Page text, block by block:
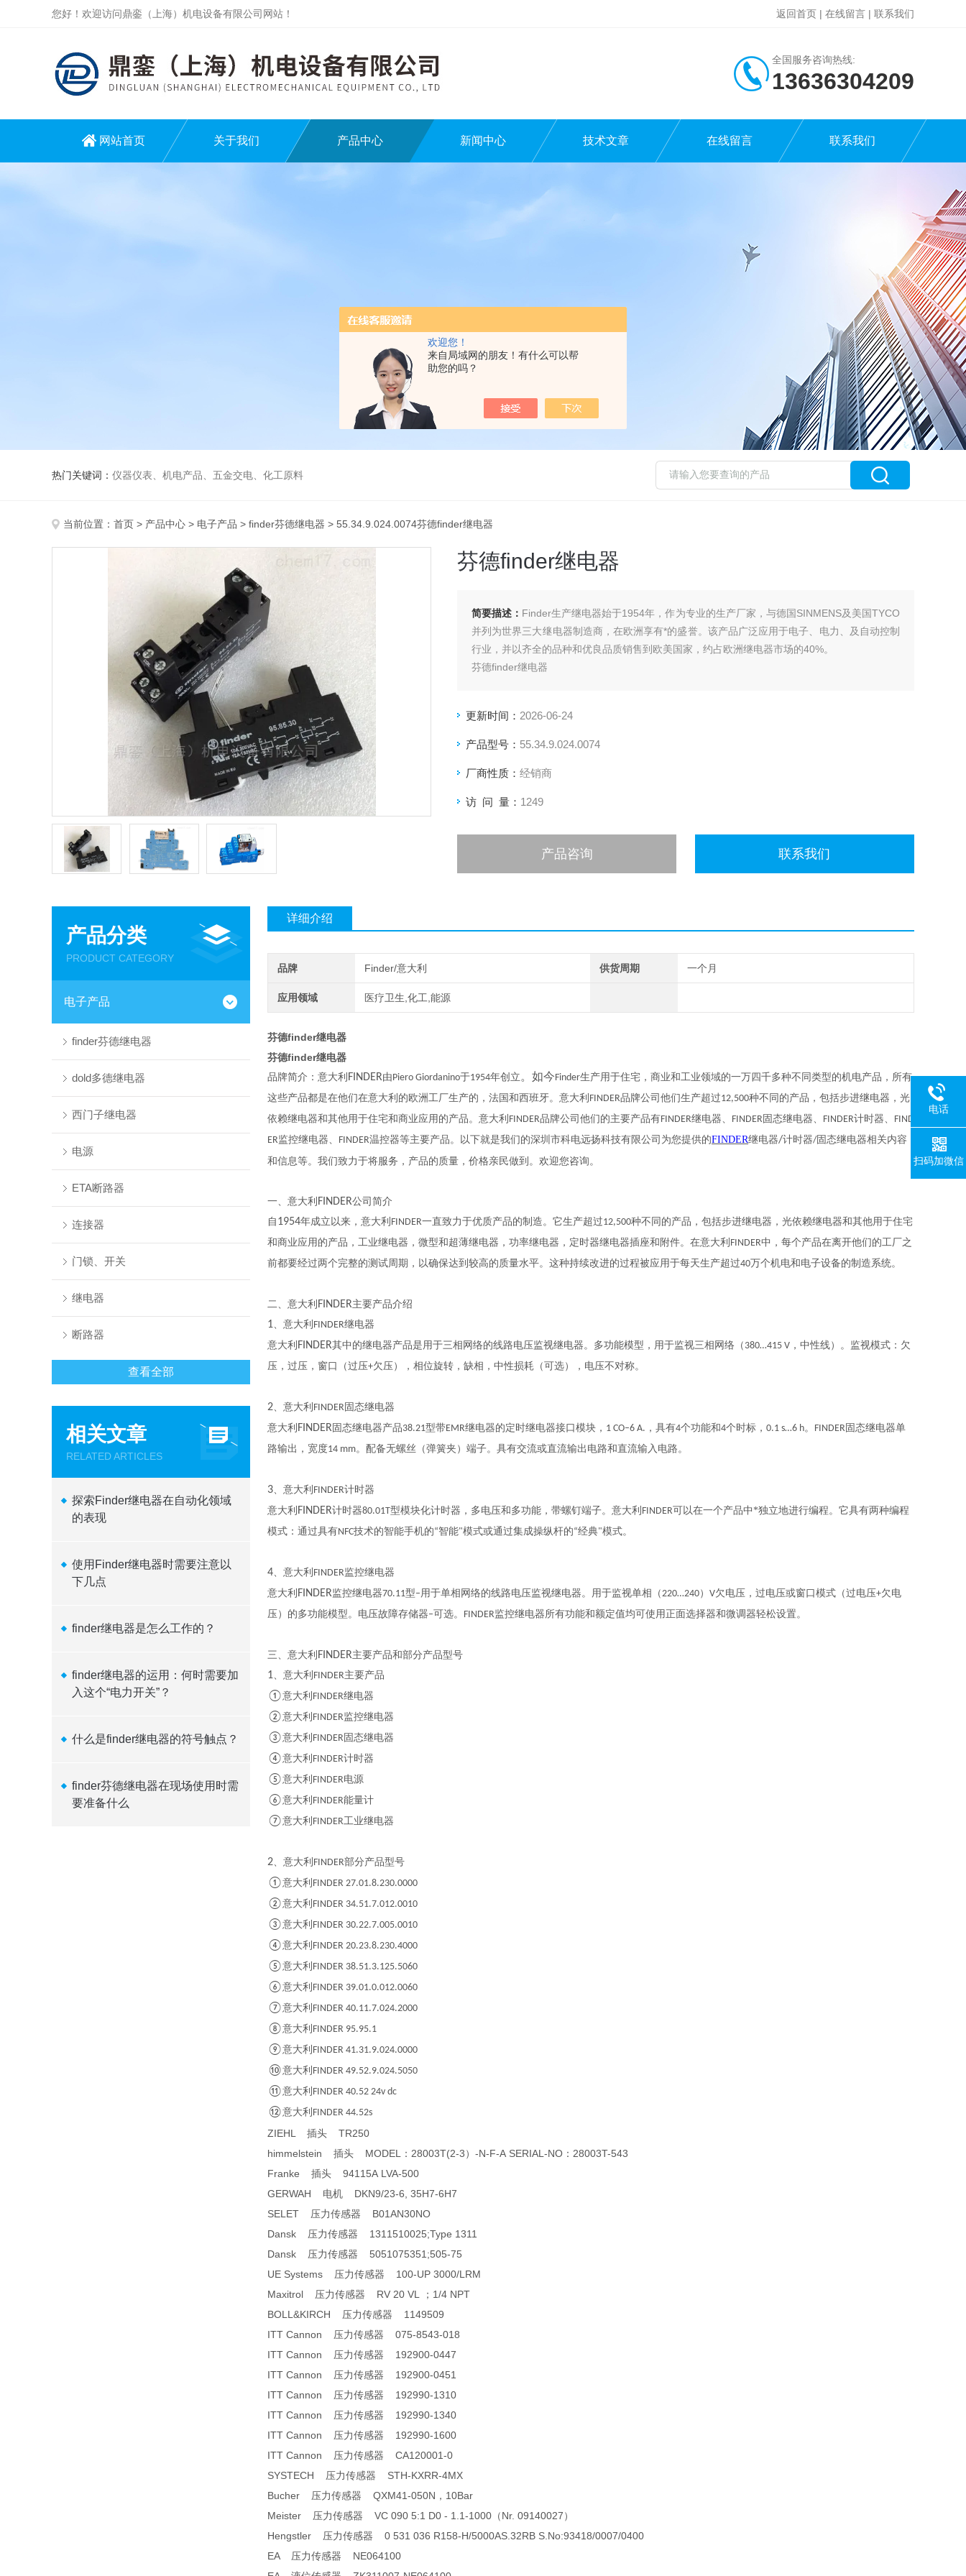
欢迎您！
来自局域网的朋友！有什么可以帮
助您的吗？
您好！欢迎访问鼎銮（上海）机电设备有限公司网站！ 返回首页 | 在线留言 | 联系我们
全国服务咨询热线:
13636304209
网站首页 关于我们 产品中心 新闻中心 技术文章 在线留言 联系我们
热门关键词： 仪器仪表、机电产品、五金交电、化工原料
当前位置： 首页 > 产品中心 > 电子产品 > finder芬德继电器 > 55.34.9.024.0074芬德finder继电器
芬德finder继电器
简要描述： Finder生产继电器始于1954年，作为专业的生产厂家，与德国SINMENS及美国TYCO
并列为世界三大继电器制造商，在欧洲享有*的盛誉。该产品广泛应用于电子、电力、及自动控制
行业，并以齐全的品种和优良品质销售到欧美国家，约占欧洲继电器市场的40%。
芬德finder继电器
更新时间： 2026-06-24
产品型号： 55.34.9.024.0074
厂商性质： 经销商
访 问 量： 1249
产品咨询 联系我们
产品分类
PRODUCT CATEGORY
电子产品
finder芬德继电器
dold多德继电器
西门子继电器
电源
ETA断路器
连接器
门锁、开关
继电器
断路器
查看全部
相关文章
RELATED ARTICLES
探索Finder继电器在自动化领域
的表现
使用Finder继电器时需要注意以
下几点
finder继电器是怎么工作的？
finder继电器的运用：何时需要加
入这个“电力开关”？
什么是finder继电器的符号触点？
finder芬德继电器在现场使用时需
要准备什么
详细介绍
品牌 Finder/意大利 供货周期 一个月
应用领域 医疗卫生,化工,能源
芬德finder继电器
芬德finder继电器
品牌简介：意大利 FINDER由Piero Giordanino于1954年创立。如今Finder生产用于住宅，商业和工业领域的一万四千多种不同类型的机电产品，所有
这些产品都是在他们在意大利的欧洲工厂生产的，法国和西班牙。意大利 FINDER品牌公司他们生产超过12,500种不同的产品，包括步进继电器，光
依赖继电器和其他用于住宅和商业应用的产品。意大利 FINDER品牌公司他们的主要产品有FINDER继电器、 FINDER 固态继电器、 FINDER计时器、 FIND
ER监控继电器、 FINDER温控器等主要产品。以下就是我们的深圳市科电远扬科技有限公司为您提供的FINDER继电器/计时器/固态继电器相关内容
和信息等。我们致力于将服务，产品的质量，价格亲民做到。欢迎您咨询 。
一、意大利 FINDER公司简介
自 1954年成立以来，意大利 FINDER一直致力于优质产品的制造。它生产超过12,500种不同的产品，包括步进继电器，光依赖继电器和其他用于住宅
和商业应用的产品，工业继电器，微型和超薄继电器，功率继电器，定时器继电器插座和附件。在意大利 FINDER中，每个产品在离开他们的工厂之
前都要经过两个完整的测试周期，以确保达到较高的质量水平。这种持续改进的过程被应用于每天生产超过40万个机电和电子设备的制造系统。
二、意大利 FINDER主要产品介绍
1、意大利 FINDER继电器
意大利 FINDER其中的继电器产品是用于三相网络的线路电压监视继电器。多功能模型，用于监视三相网络（ 380…415 V ，中性线）。监视模式：欠
压，过压，窗口（过压+欠压），相位旋转，缺相，中性损耗（可选），电压不对称。
2、意大利 FINDER 固态继电器
意大利 FINDER固态继电器产品38.21型带EMR继电器的定时继电器接口模块， 1 CO–6 A. ，具有4个功能和4个时标， 0.1 s…6 h。 FINDER 固态继电器单
路输出，宽度14 mm。配备无螺丝（弹簧夹）端子。具有交流或直流输出电路和直流输入电路。
3、意大利 FINDER计时器
意大利 FINDER计时器80.01T型模块化计时器，多电压和多功能，带螺钉端子。意大利 FINDER可以在一个产品中*独立地进行编程。它具有两种编程
模式：通过具有NFC技术的智能手机的“智能"模式或通过集成操纵杆的“经典"模式。
4、意大利 FINDER监控继电器
意大利 FINDER监控继电器70.11型–用于单相网络的线路电压监视继电器。用于监视单相（220…240） V欠电压，过电压或窗口模式（过电压+欠电
压）的多功能模型。电压故障存储器–可选。 FINDER监控继电器所有功能和额定值均可使用正面选择器和微调器轻松设置。
三、意大利 FINDER主要产品和部分产品型号
1、意大利 FINDER主要产品
①意大利 FINDER继电器
②意大利 FINDER监控继电器
③意大利 FINDER 固态继电器
④意大利 FINDER计时器
⑤意大利 FINDER电源
⑥意大利 FINDER能量计
⑦意大利 FINDER工业继电器
2、意大利 FINDER部分产品型号
①意大利 FINDER 27.01.8.230.0000
②意大利 FINDER 34.51.7.012.0010
③意大利 FINDER 30.22.7.005.0010
④意大利 FINDER 20.23.8.230.4000
⑤意大利 FINDER 38.51.3.125.5060
⑥意大利 FINDER 39.01.0.012.0060
⑦意大利 FINDER 40.11.7.024.2000
⑧意大利 FINDER 95.95.1
⑨意大利 FINDER 41.31.9.024.0000
⑩意大利 FINDER 49.52.9.024.5050
⑪意大利 FINDER 40.52 24v dc
⑫意大利 FINDER 44.52s
ZIEHL 插头 TR250
himmelstein 插头 MODEL：28003T(2-3）-N-F-A SERIAL-NO：28003T-543
Franke 插头 94115A LVA-500
GERWAH 电机 DKN9/23-6, 35H7-6H7
SELET 压力传感器 B01AN30NO
Dansk 压力传感器 1311510025;Type 1311
Dansk 压力传感器 5051075351;505-75
UE Systems 压力传感器 100-UP 3000/LRM
Maxitrol 压力传感器 RV 20 VL ；1/4 NPT
BOLL&KIRCH 压力传感器 1149509
ITT Cannon 压力传感器 075-8543-018
ITT Cannon 压力传感器 192900-0447
ITT Cannon 压力传感器 192900-0451
ITT Cannon 压力传感器 192990-1310
ITT Cannon 压力传感器 192990-1340
ITT Cannon 压力传感器 192990-1600
ITT Cannon 压力传感器 CA120001-0
SYSTECH 压力传感器 STH-KXRR-4MX
Bucher 压力传感器 QXM41-050N，10Bar
Meister 压力传感器 VC 090 5:1 D0 - 1.1-1000（Nr. 09140027）
Hengstler 压力传感器 0 531 036 R158-H/5000AS.32RB S.No:93418/0007/0400
EA 压力传感器 NE064100
电话
扫码加微信